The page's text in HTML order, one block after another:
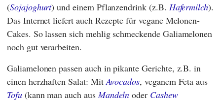
(Sojajoghurt) und einem Pflanzendrink (z.B. Hafermilch).
Das Internet liefert auch Rezepte für vegane Melonen-
Cakes. So lassen sich mehlig schmeckende Galiamelonen
noch gut verarbeiten.
Galiamelonen passen auch in pikante Gerichte, z.B. in
einen herzhaften Salat: MitAvocados, veganem Feta aus
Tofu(kann man auch ausMandeln oder Cashew